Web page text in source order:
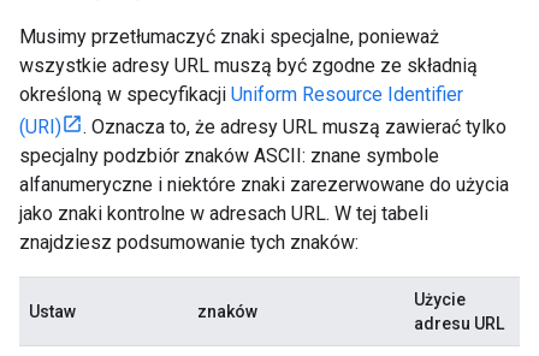
Musimy przetłumaczyć znaki specjalne, ponieważ
wszystkie adresy URL muszą być zgodne ze składnią
określoną w specyfikacji Uniform Resource Identifier
(URI)
. Oznacza to, że adresy URL muszą zawierać tylko
specjalny podzbiór znaków ASCII: znane symbole
alfanumeryczne i niektóre znaki zarezerwowane do użycia
jako znaki kontrolne w adresach URL. W tej tabeli
znajdziesz podsumowanie tych znaków:
Ustaw znaków
Użycie
adresu URL